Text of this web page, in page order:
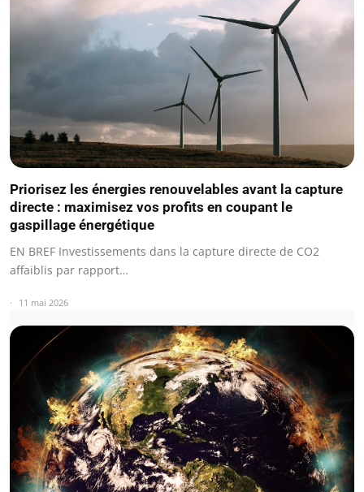
Priorisez les énergies renouvelables avant la capture
directe : maximisez vos profits en coupant le
gaspillage énergétique
EN BREF Investissements dans la capture directe de CO2
affaiblis par rapport…
11 mai 2026